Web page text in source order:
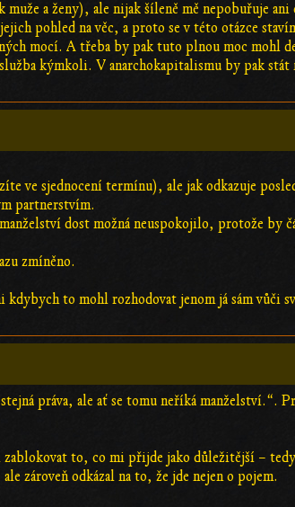
a ženy), ale nijak šíleně mě nepobuřuje
pohled na věc, a proto se v této otázce
mocí. A třeba by pak tuto plnou moc mohl
kýmkoli. V anarchokapitalismu by pak stát
ve sjednocení termínu), ale jak odkazuje
partnerstvím.
dost možná neuspokojilo, protože by
zmíněno.
to mohl rozhodovat jenom já sám vůči
práva, ale ať se tomu neříká manželství.“.
to, co mi přijde jako důležitější –
zároveň odkázal na to, že jde nejen o pojem.